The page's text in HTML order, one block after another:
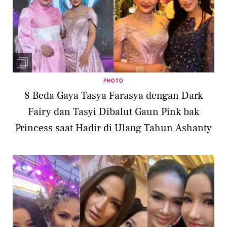
PHOTO
8 Beda Gaya Tasya Farasya dengan Dark
Fairy dan Tasyi Dibalut Gaun Pink bak
Princess saat Hadir di Ulang Tahun Ashanty